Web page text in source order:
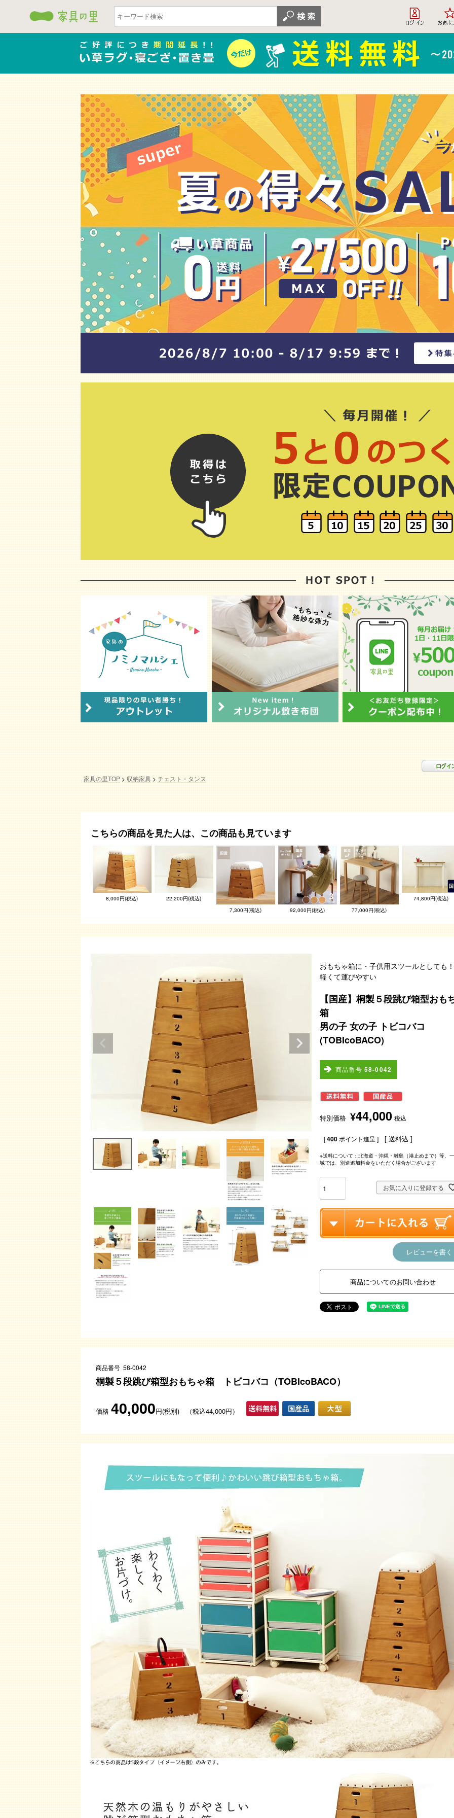
家具の里TOP 収納家具 チェスト・タンス
こちらの商品を見た人は、この商品も見ています
8,000円(税込)
22,200円(税込)
7,300円(税込)
92,000円(税込) 77,000円(税込)
74,800円(税込)
おもちゃ箱に・子供用スツールとしても
軽くて運びやすい
【国産】桐製５段跳び箱型おも
箱
男の子 女の子 トビコバコ
(TOBIcoBACO)
商品番号 58-0042
特別価格 ¥44,000 税込
[400 ポイント進呈 ] 送料込
※送料について：北海道・沖縄・離島（港止めまで）等、
域では、別途追加料金をいただく場合がございます
お気に入りに登録する
レビューを書く
商品についてのお問い合わせ
商品番号 58-0042
桐製５段跳び箱型おもちゃ箱 トビコバコ（TOBIcoBACO）
価格 40,000円(税別) （税込44,000円）